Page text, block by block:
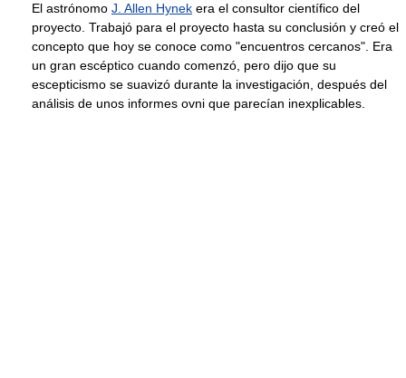
El astrónomo J. Allen Hynek era el consultor científico del
proyecto. Trabajó para el proyecto hasta su conclusión y creó el
concepto que hoy se conoce como "encuentros cercanos". Era
un gran escéptico cuando comenzó, pero dijo que su
escepticismo se suavizó durante la investigación, después del
análisis de unos informes ovni que parecían inexplicables.